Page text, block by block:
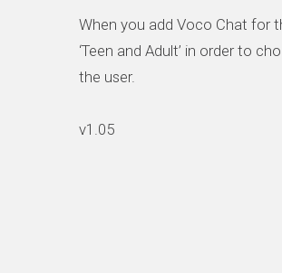
When you add Voco Chat for
‘Teen and Adult’ in order to
the user.
v1.05